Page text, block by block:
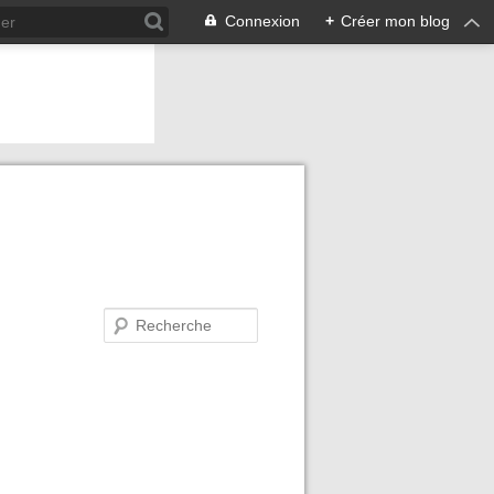
Connexion + Créer mon blog